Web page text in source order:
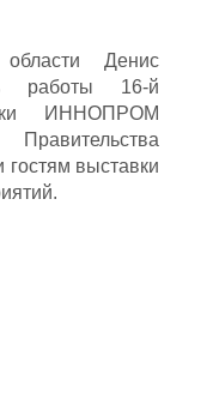
области Денис
работы 16-й
ИННОПРОМ
выставки